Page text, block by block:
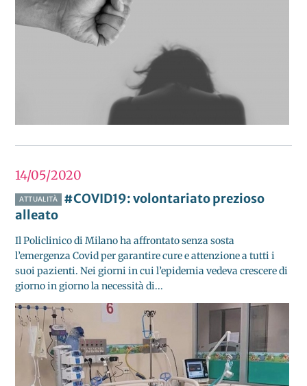
14/052020
ATTUALITÀ
#COVID19: volontariato prezioso
alleato
Il Policlinico di Milano ha affrontato senza sosta
l’emergenza Covid per garantire cure e attenzione a tutti i
suoi pazienti. Nei giorni in cui l’epidemia vedeva crescere di
giorno in giorno la necessità di...